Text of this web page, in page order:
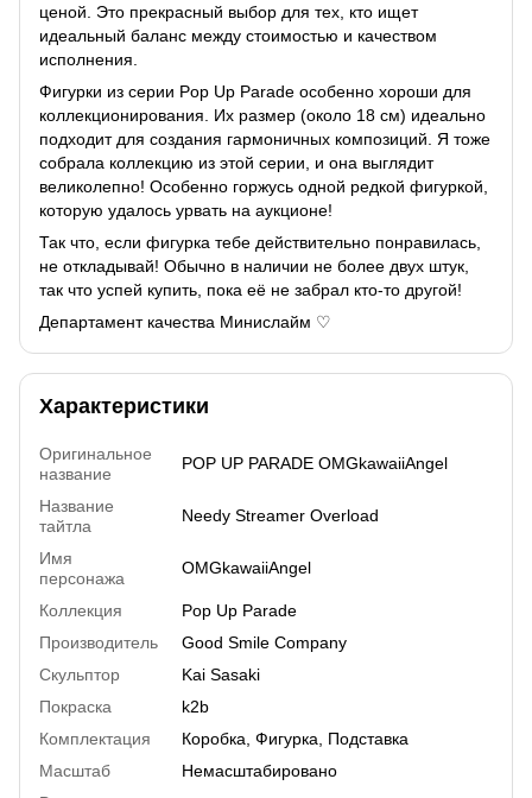
ценой. Это прекрасный выбор для тех, кто ищет
идеальный баланс между стоимостью и качеством
исполнения.
Фигурки из серии Pop Up Parade особенно хороши для
коллекционирования. Их размер (около 18 см) идеально
подходит для создания гармоничных композиций. Я тоже
собрала коллекцию из этой серии, и она выглядит
великолепно! Особенно горжусь одной редкой фигуркой,
которую удалось урвать на аукционе!
Так что, если фигурка тебе действительно понравилась,
не откладывай! Обычно в наличии не более двух штук,
так что успей купить, пока её не забрал кто-то другой!
Департамент качества Минислайм ♡
Характеристики
Оригинальное
название
POP UP PARADE OMGkawaiiAngel
Название
тайтла
Needy Streamer Overload
Имя
персонажа
OMGkawaiiAngel
Коллекция
Pop Up Parade
Производитель
Good Smile Company
Скульптор
Kai Sasaki
Покраска
k2b
Комплектация
Коробка, Фигурка, Подставка
Масштаб
Немасштабировано